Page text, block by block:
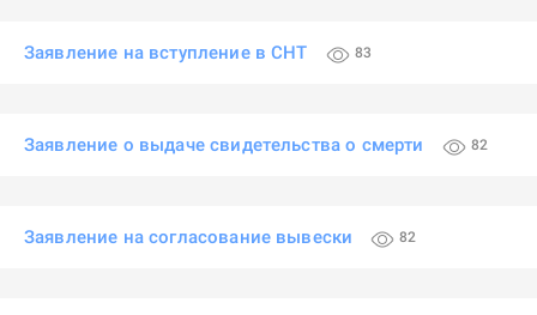
Заявление на вступление в СНТ 83
Заявление о выдаче свидетельства о смерти 82
Заявление на согласование вывески 82